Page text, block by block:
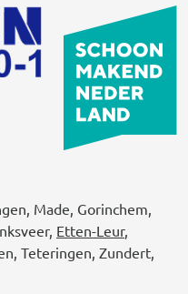
Made, Gorinchem,
Etten-Leur,
Teteringen, Zundert,